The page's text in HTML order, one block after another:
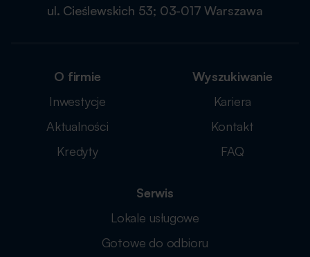
ul. Cieślewskich 53; 03-017 Warszawa
O firmie
Inwestycje
Aktualności
Kredyty
Wyszukiwanie
Kariera
Kontakt
FAQ
Serwis
Lokale usługowe
Gotowe do odbioru